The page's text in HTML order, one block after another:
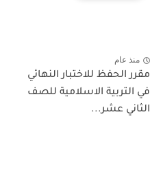
منذ عام
مقرر الحفظ للاختبار النهائي
في التربية الاسلامية للصف
الثاني عشر...